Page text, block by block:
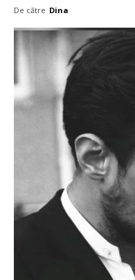
De către Dina